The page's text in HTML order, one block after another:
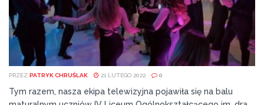
PRZEZ PATRYK CHRUŚLAK 21 LUTEGO 2022 0
Tym razem, nasza ekipa telewizyjna pojawiła się na balu